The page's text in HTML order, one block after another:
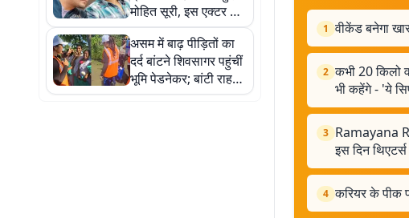
मोहित सूरी, इस एक्टर के
लिए लिखा हार्ट टचिंग नोट
असम में बाढ़ पीड़ितों का
दर्द बांटने शिवसागर पहुंचीं
भूमि पेडनेकर; बांटी राहत
सामग्री, लोगों से की मदद
1 वीकेंड बनेगा
2 कभी 20 किलो
भी कहेंगे - 'ये
3 Ramayana
इस दिन
4 करियर के पीक